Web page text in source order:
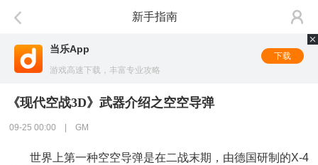
新手指南
当乐App
游戏高速下载，丰富专业攻略
下载
《现代空战3D》武器介绍之空空导弹
09-25 00:00 | GM
世界上第一种空空导弹是在二战末期，由德国研制的X-4